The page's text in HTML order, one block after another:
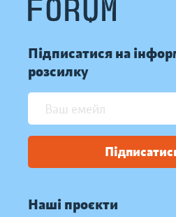
Підписатися на
розсилку
Наші проєкти